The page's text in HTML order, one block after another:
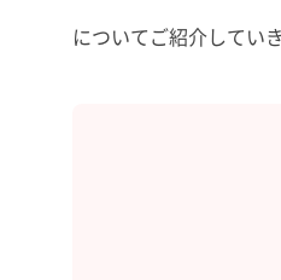
についてご紹介してい